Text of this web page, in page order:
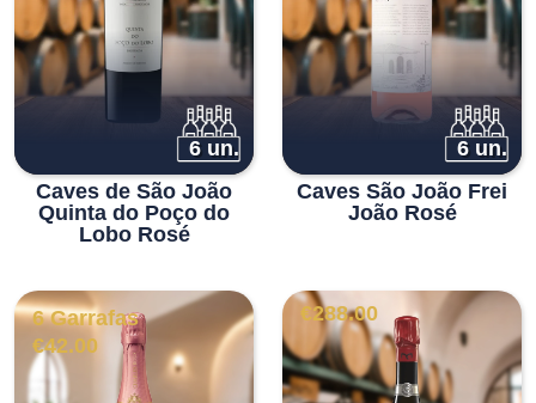
6 un.
Caves de São João
Quinta do Poço do
Lobo Rosé
6 un.
Caves São João Frei
João Rosé
6 Garrafas
€42.00
€288.00